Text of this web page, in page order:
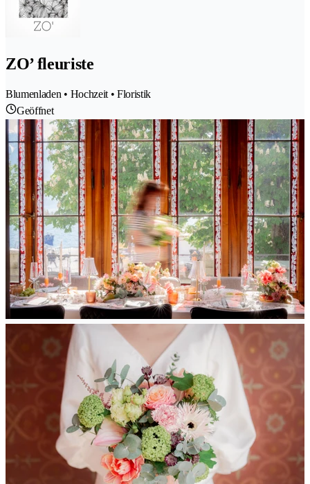
ZO’ fleuriste
Blumenladen • Hochzeit • Floristik
Geöffnet